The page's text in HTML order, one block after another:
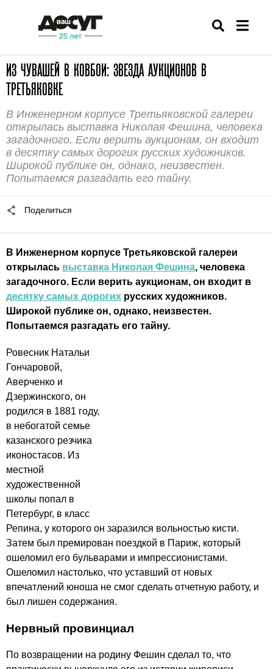
ИЗ ЧУВАШЕЙ В КОВБОИ: ЗВЕЗДА АУКЦИОНОВ В
ТРЕТЬЯКОВКЕ
В Инженерном корпусе Третьяковской галереи
открылась выставка Николая Фешина, человека
загадочного. Если верить аукционам, он входит
в десятку самых дорогих русских художников.
Широкой публике он, однако, неизвестен.
Попытаемся разгадать его тайну.
Поделиться
В Инженерном корпусе Третьяковской галереи
открылась выставка Николая Фешина, человека
загадочного. Если верить аукционам, он входит в
десятку самых дорогих русских художников.
Широкой публике он, однако, неизвестен.
Попытаемся разгадать его тайну.
Ровесник Натальи
Гончаровой,
Аверченко и
Дзержинского, он
родился в 1881 году,
в небогатой семье
казанского резчика
иконостасов. Из
местной
художественной
школы попал в
Петербург, в класс
Репина, у которого он заразился вольностью кисти.
Затем был премирован поездкой в Париж, который
ошеломил его бульварами и импрессионистами.
Ошеломил настолько, что уставший от новых
впечатлений юноша не смог сделать отчетную работу, и
был лишен содержания.
Нервный провинциал
По возвращении на родину Фешин сделал то, что